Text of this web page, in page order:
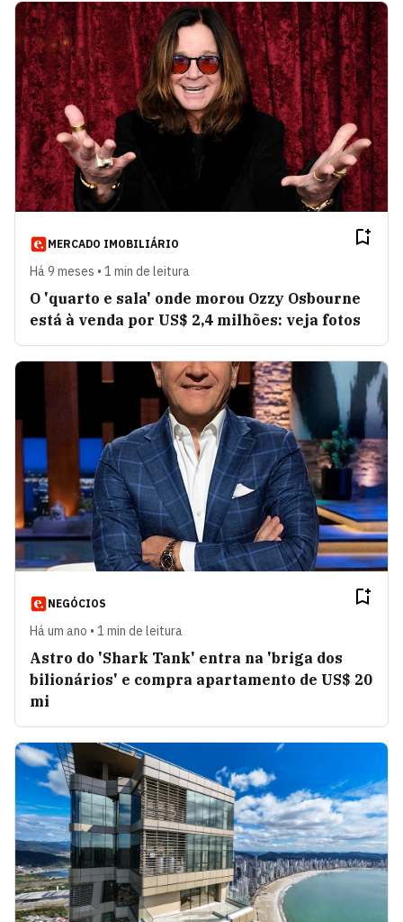
MERCADO IMOBILIÁRIO
Há 9 meses • 1 min de leitura
O 'quarto e sala' onde morou Ozzy Osbourne
está à venda por US$ 2,4 milhões: veja fotos
NEGÓCIOS
Há um ano • 1 min de leitura
Astro do 'Shark Tank' entra na 'briga dos
bilionários' e compra apartamento de US$ 20
mi